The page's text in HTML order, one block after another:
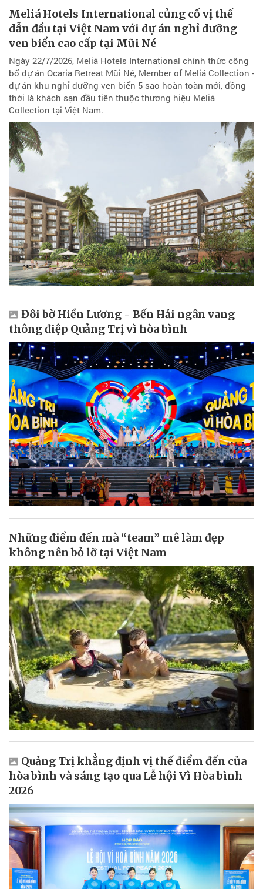
Meliá Hotels International củng cố vị thế
dẫn đầu tại Việt Nam với dự án nghỉ dưỡng
ven biển cao cấp tại Mũi Né
Ngày 22/7/2026, Meliá Hotels International chính thức công
bố dự án Ocaria Retreat Mũi Né, Member of Meliá Collection -
dự án khu nghỉ dưỡng ven biển 5 sao hoàn toàn mới, đồng
thời là khách sạn đầu tiên thuộc thương hiệu Meliá
Collection tại Việt Nam.
Đôi bờ Hiền Lương - Bến Hải ngân vang
thông điệp Quảng Trị vì hòa bình
Những điểm đến mà “team” mê làm đẹp
không nên bỏ lỡ tại Việt Nam
Quảng Trị khẳng định vị thế điểm đến của
hòa bình và sáng tạo qua Lễ hội Vì Hòa bình
2026